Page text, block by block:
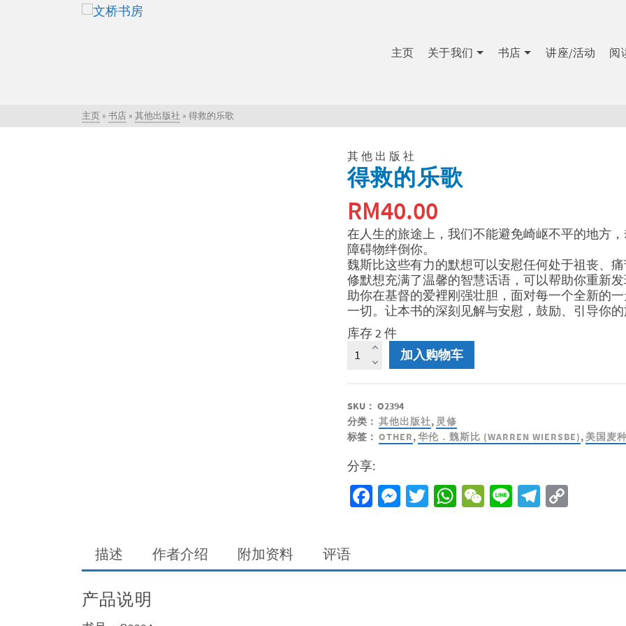
主页 关于我们 书店 讲座/活动 阅
主页 » 书店 » 其他出版社 » 得救的乐歌
其他出版社
得救的乐歌
RM40.00
在人生的旅途上，我们不能避免崎岖不平的地方
障碍物绊倒你。
魏斯比这些有力的默想可以安慰任何处于祖丧、
修默想充满了温馨的智慧话语，可以帮助你重新
助你在基督的爱裡刚强壮胆，面对每一个全新的
一切。让本书的深刻见解与安慰，鼓励、引导你的
库存 2 件
得
救
歌
数
量
加入购物车
SKU： O2394
分类： 其他出版社, 灵修
标签： OTHER,华伦．魏斯比 (WARREN WIERSBE), 美国麦
分享:
Facebook
Messenger
Twitter
WhatsApp
WeChat
LineTelegram
Copy
描述 作者介绍 附加资料 评语
产品说明